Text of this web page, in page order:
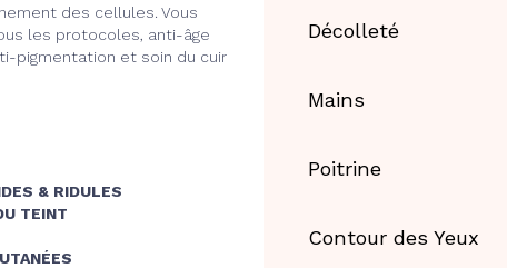
des cellules. Vous
les protocoles, anti-âge
pigmentation et soin du cuir
& RIDULES
TEINT
Décolleté
Mains
Poitrine
Contour des Yeux